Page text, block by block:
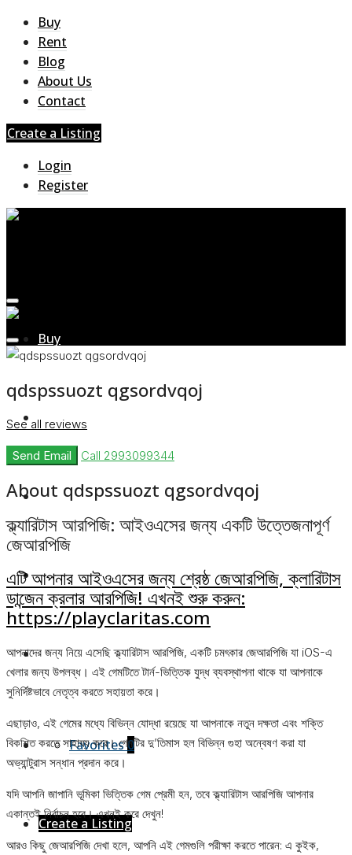
Buy
Rent
Blog
About Us
Contact
Create a Listing
Login
Register
Buy
Rent
Blog
About Us
Contact
Favorites0
Create a Listing
qdspssuozt qgsordvqoj
See all reviews
Send Email Call 2993099344
About qdspssuozt qgsordvqoj
ক্ল্যারিটাস আরপিজি: আইওএসের জন্য একটি উত্তেজনাপূর্ণ
জেআরপিজি
এটি আপনার আইওএসের জন্য শ্রেষ্ঠ জেআরপিজি, ক্লারিটাস
ডান্জেন ক্রলার আরপিজি! এখনই শুরু করুন:
https://playclaritas.com
আপনাদের জন্য নিয়ে এসেছি ক্ল্যারিটাস আরপিজি, একটি চমৎকার জেআরপিজি যা iOS-এ
খেলার জন্য উপলব্ধ। এই গেমটিতে টার্ন-ভিত্তিক যুদ্ধ ব্যবস্থাপনা থাকে যা আপনাকে
সুনির্দিষ্টভাবে নেতৃত্ব করতে সহায়তা করে।
এছাড়াও, এই গেমের মধ্যে বিভিন্ন যোদ্ধা রয়েছে যা আপনাকে নতুন দক্ষতা এবং শক্তি
বিকশিত করতে সাহায্য করে। গেমটির দু’তিমাস হল বিভিন্ন গুহা অন্বেষণ করা যা
অভ্যান্টুরাস সন্ধান প্রদান করে।
যদি আপনি জাপানি ভূমিকা ভিত্তিক গেম প্রেমী হন, তবে ক্ল্যারিটাস আরপিজি আপনার
একান্তই নির্বাচন হবে। এখনই করে দেখুন!
আরও কিছু জেআরপিজি দেখা হলে, আপনি এই গেমগুলি পরীক্ষা করতে পারেন: এ কুইক,